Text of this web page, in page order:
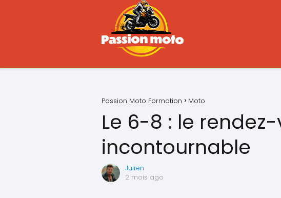
Passion Moto Formation Moto
Le 6-8 : le
incontournable
Julien
2 mois ago